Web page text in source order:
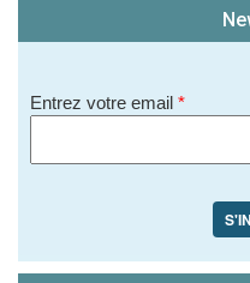
Entrez votre email *